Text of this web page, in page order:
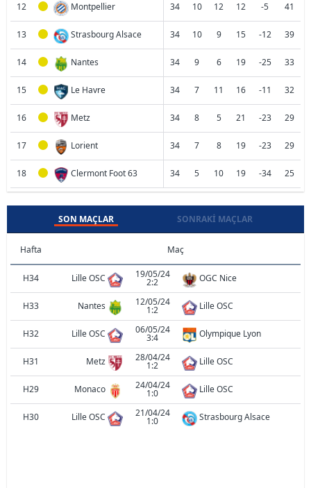
12 Montpellier 34 10 12 12 -5 41
13 Strasbourg Alsace 34 10 9 15 -12 39
14 Nantes 34 9 6 19 -25 33
15 Le Havre 34 7 11 16 -11 32
16 Metz 34 8 5 21 -23 29
17 Lorient 34 7 8 19 -23 29
18 Clermont Foot 63 34 5 10 19 -34 25
SON MAÇLAR SONRAKI MAÇLAR
Hafta Maç
H34 Lille OSC 19/05/24
2:2 OGC Nice
H33 Nantes 12/05/24
1:2 Lille OSC
H32 Lille OSC 06/05/24
3:4 Olympique Lyon
H31 Metz 28/04/24
1:2 Lille OSC
H29 Monaco 24/04/24
1:0 Lille OSC
H30 Lille OSC 21/04/24
1:0 Strasbourg Alsace